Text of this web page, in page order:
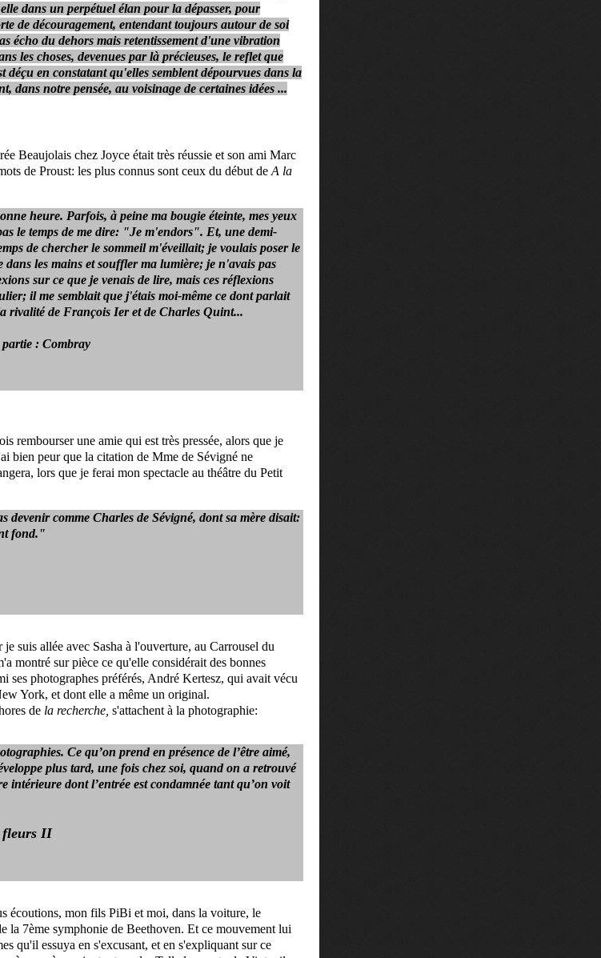
dans un perpétuel élan pour la dépasser, pour
de découragement, entendant toujours autour de soi
écho du dehors mais retentissement d'une vibration
les choses, devenues par là précieuses, le reflet que
déçu en constatant qu'elles semblent dépourvues dans la
dans notre pensée, au voisinage de certaines idées ...
Beaujolais chez Joyce était très réussie et son ami Marc
de Proust: les plus connus sont ceux du début de A la
heure. Parfois, à peine ma bougie éteinte, mes yeux
le temps de me dire: "Je m'endors". Et, une demi-
de chercher le sommeil m'éveillait; je voulais poser le
les mains et souffler ma lumière; je n'avais pas
sur ce que je venais de lire, mais ces réflexions
il me semblait que j'étais moi-même ce dont parlait
rivalité de François Ier et de Charles Quint...
partie : Combray
rembourser une amie qui est très pressée, alors que je
bien peur que la citation de Mme de Sévigné ne
lors que je ferai mon spectacle au théâtre du Petit
devenir comme Charles de Sévigné, dont sa mère disait:
fond."
je suis allée avec Sasha à l'ouverture, au Carrousel du
montré sur pièce ce qu'elle considérait des bonnes
ses photographes préférés, André Kertesz, qui avait vécu
York, et dont elle a même un original.
de la recherche, s'attachent à la photographie:
Ce qu’on prend en présence de l’être aimé,
plus tard, une fois chez soi, quand on a retrouvé
intérieure dont l’entrée est condamnée tant qu’on voit
fleurs II
écoutions, mon fils PiBi et moi, dans la voiture, le
la 7ème symphonie de Beethoven. Et ce mouvement lui
qu'il essuya en s'excusant, et en s'expliquant sur ce